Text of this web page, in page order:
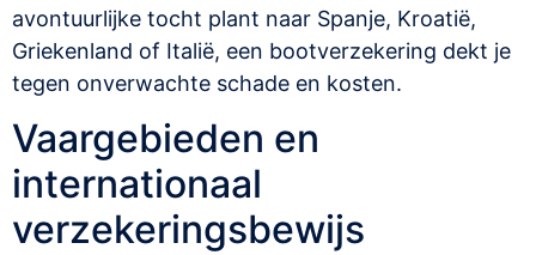
avontuurlijke tocht plant naar Spanje, Kroatië,
Griekenland of Italië, een bootverzekering dekt je
tegen onverwachte schade en kosten.
Vaargebieden en
internationaal
verzekeringsbewijs